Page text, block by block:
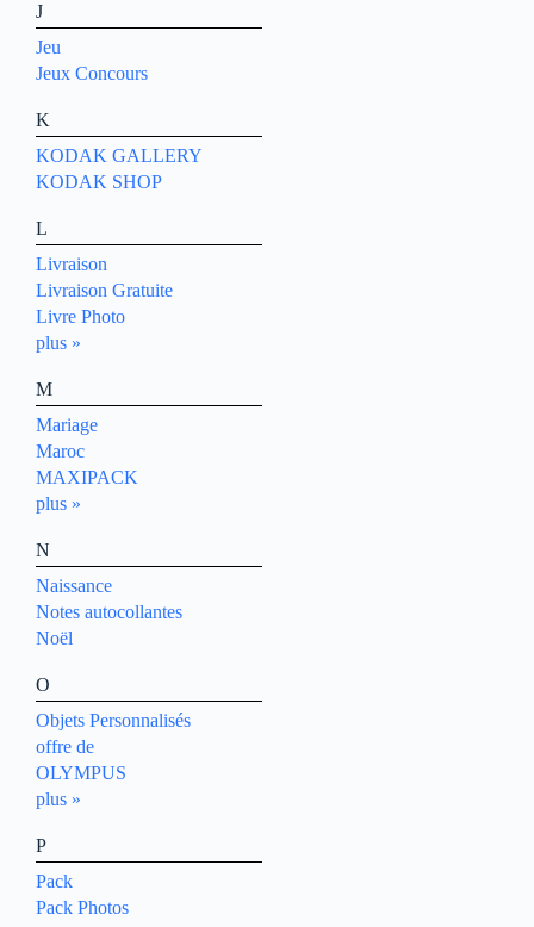
J
Jeu
Jeux Concours
K
KODAK GALLERY
KODAK SHOP
L
Livraison
Livraison Gratuite
Livre Photo
plus »
M
Mariage
Maroc
MAXIPACK
plus »
N
Naissance
Notes autocollantes
Noël
O
Objets Personnalisés
offre de
OLYMPUS
plus »
P
Pack
Pack Photos